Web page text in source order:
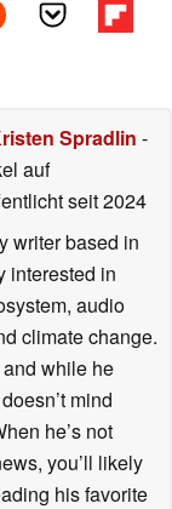
Spradlin -
auf
seit 2024
writer based in
interested in
audio
climate change.
while he
mind
he’s not
you’ll likely
his favorite